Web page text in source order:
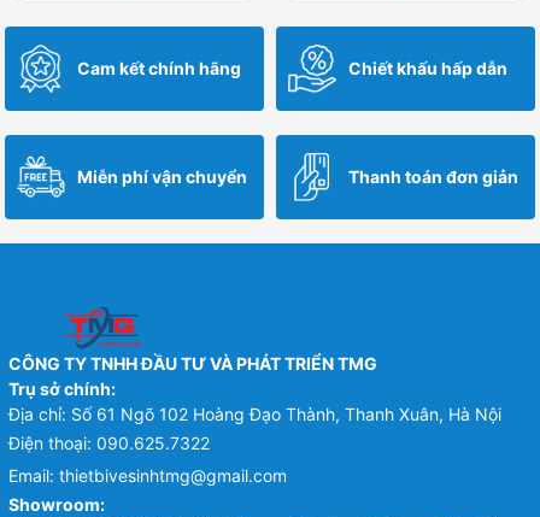
Cam kết chính hãng Chiết khấu hấp dẫn
Miễn phí vận chuyển Thanh toán đơn giản
CÔNG TY TNHH ĐẦU TƯ VÀ PHÁT TRIỂN TMG
Trụ sở chính:
Địa chỉ: Số 61 Ngõ 102 Hoàng Đạo Thành, Thanh Xuân, Hà Nội
Điện thoại: 090.625.7322
Email: thietbivesinhtmg@gmail.com
Showroom: